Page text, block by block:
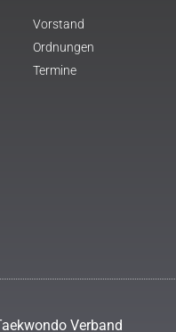
Vorstand
Ordnungen
Termine
Verband